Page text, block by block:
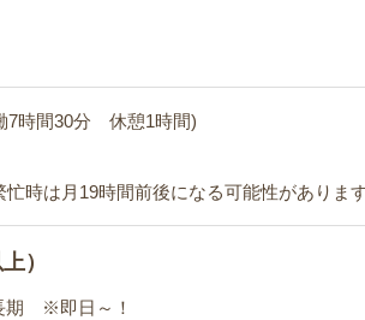
7時間30分 休憩1時間)
時は月19時間前後になる可能性がありま
）
期 ※即日～！